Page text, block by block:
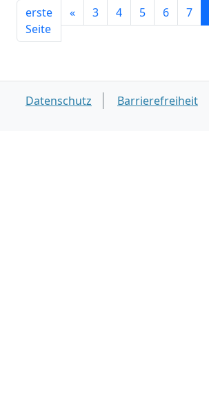
erste
Seite
« 3 4 5 6 7
Datenschutz Barrierefreiheit